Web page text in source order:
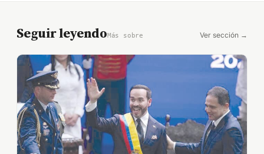
Seguir leyendoMás sobre Ver sección →